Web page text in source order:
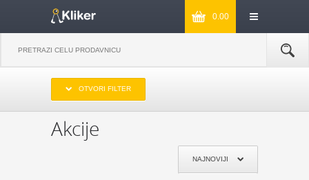
0.00
PREKO 3000
IZABERITE PROIZVOĐAČA
OTVORI FILTER
Akcije
NAJNOVIJI